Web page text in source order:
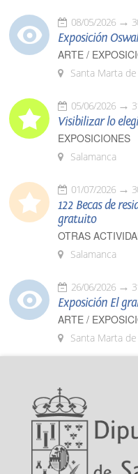
08/05/2026
Exposición
ARTE /
Santa Marta
05/06/2026
Visibilizar lo
EXPOSICIONES
Salamanca
01/07/2026
122 Becas de
gratuito
OTRAS
Salamanca
26/06/2026
Exposición El
ARTE /
Santa Marta